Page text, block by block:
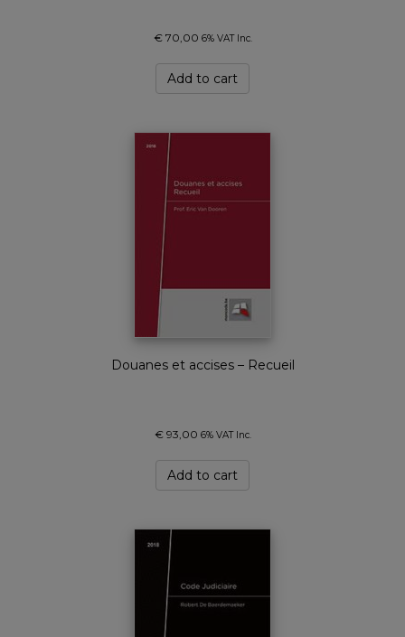
€70,00 6% VAT Inc.
Add to cart
Douanes et accises – Recueil
€93,00 6% VAT Inc.
Add to cart